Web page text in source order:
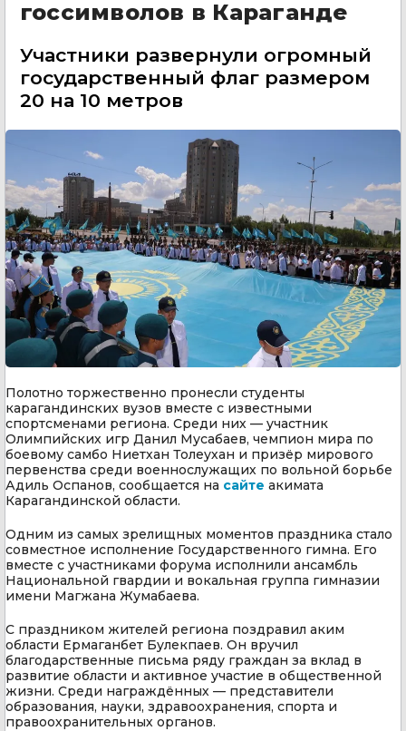
госсимволов в Караганде
Участники развернули огромный
государственный флаг размером
20 на 10 метров
Полотно торжественно пронесли студенты
карагандинских вузов вместе с известными
спортсменами региона. Среди них — участник
Олимпийских игр Данил Мусабаев, чемпион мира по
боевому самбо Ниетхан Толеухан и призёр мирового
первенства среди военнослужащих по вольной борьбе
Адиль Оспанов, сообщается на сайте акимата
Карагандинской области.
Одним из самых зрелищных моментов праздника стало
совместное исполнение Государственного гимна. Его
вместе с участниками форума исполнили ансамбль
Национальной гвардии и вокальная группа гимназии
имени Магжана Жумабаева.
С праздником жителей региона поздравил аким
области Ермаганбет Булекпаев. Он вручил
благодарственные письма ряду граждан за вклад в
развитие области и активное участие в общественной
жизни. Среди награждённых — представители
образования, науки, здравоохранения, спорта и
правоохранительных органов.